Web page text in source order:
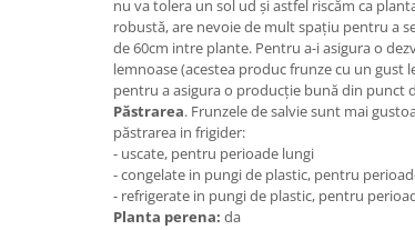
nu va tolera un sol ud și astfel riscăm ca
robustă, are nevoie de mult spațiu pentru a
de 60cm intre plante. Pentru a-i asigura o
lemnoase (acestea produc frunze cu un gust
pentru a asigura o producție bună din punct
Păstrarea. Frunzele de salvie sunt mai
păstrarea in frigider:
- uscate, pentru perioade lungi
- congelate in pungi de plastic, pentru
- refrigerate in pungi de plastic, pentru
Planta perena: da